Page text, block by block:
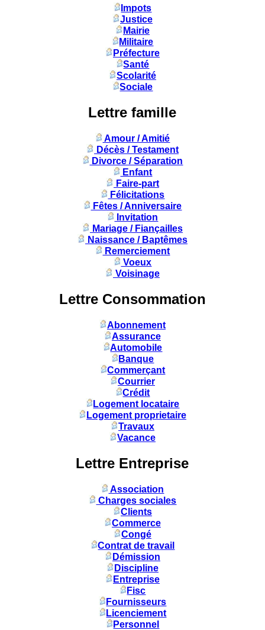
Impots
Justice
Mairie
Militaire
Préfecture
Santé
Scolarité
Sociale
Lettre famille
Amour / Amitié
Décès / Testament
Divorce / Séparation
Enfant
Faire-part
Félicitations
Fêtes / Anniversaire
Invitation
Mariage / Fiançailles
Naissance / Baptêmes
Remerciement
Voeux
Voisinage
Lettre Consommation
Abonnement
Assurance
Automobile
Banque
Commerçant
Courrier
Crédit
Logement locataire
Logement proprietaire
Travaux
Vacance
Lettre Entreprise
Association
Charges sociales
Clients
Commerce
Congé
Contrat de travail
Démission
Discipline
Entreprise
Fisc
Fournisseurs
Licenciement
Personnel